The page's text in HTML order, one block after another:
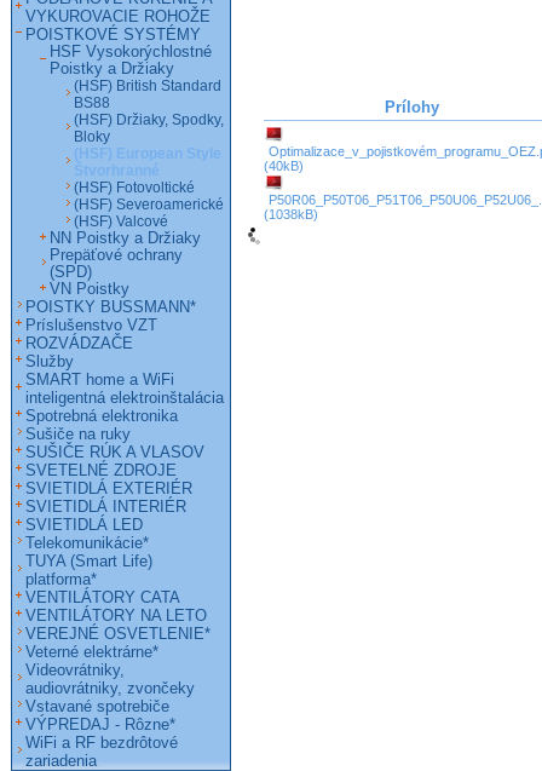
Prílohy
(40kB)
(1038kB)
VYKUROVACIE ROHOŽE
POISTKOVÉ SYSTÉMY
HSF Vysokorýchlostné
Poistky a Držiaky
(HSF) British Standard
BS88
(HSF) Držiaky, Spodky,
Bloky
(HSF) European Style
Štvorhranné
(HSF) Fotovoltické
(HSF) Severoamerické
(HSF) Valcové
NN Poistky a Držiaky
Prepäťové ochrany
(SPD)
VN Poistky
POISTKY BUSSMANN*
Príslušenstvo VZT
ROZVÁDZAČE
Služby
SMART home a WiFi
inteligentná elektroinštalácia
Spotrebná elektronika
Sušiče na ruky
SUŠIČE RÚK A VLASOV
SVETELNÉ ZDROJE
SVIETIDLÁ EXTERIÉR
SVIETIDLÁ INTERIÉR
SVIETIDLÁ LED
Telekomunikácie*
TUYA (Smart Life)
platforma*
VENTILÁTORY CATA
VENTILÁTORY NA LETO
VEREJNÉ OSVETLENIE*
Veterné elektrárne*
Videovrátniky,
audiovrátniky, zvončeky
Vstavané spotrebiče
VÝPREDAJ - Rôzne*
WiFi a RF bezdrôtové
zariadenia